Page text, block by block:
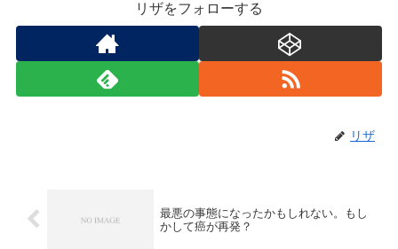
リザをフォローする
リザ
最悪の事態になったかもしれない。もし
かして癌が再発？